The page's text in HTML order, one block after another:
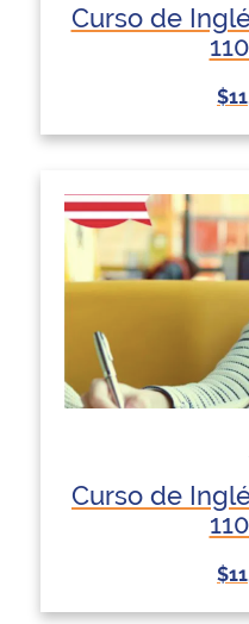
Curso de
Curso de